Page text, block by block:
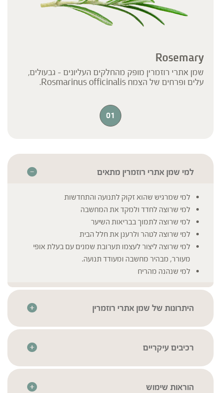
הציבור או לשמש לגביו כהמלצה או הוראה או עצה לשימוש או שינוי או
הורדה של תרופה כלשהי, ואין בו תחליף לייעוץ רפואי פרטני או אחר. נשים
בהיריון, נשים מניקות, ילדים, אנשים החולים במחלות כרוניות והנוטלים
Rosemary
שמן אתרי רוזמרין מופק מהחלקים העליונים – גבעולים,
עלים ופרחים של הצמח Rosmarinus officinalis.
01
למי שמן אתרי רוזמרין מתאים
למי שמרגיש שהוא זקוק לתנועה והתחדשות
למי שרוצה לחדד ולמקד את המחשבה
למי שרוצה לתמוך בבריאות השיער
למי שרוצה לטהר ולרענן את חלל הבית
למי שרוצה ליצור לעצמו תערובת שמנים עם בעלת אופי
מעורר, מבהיר מחשבה ומעודד תנועה.
למי שנהנה מהריח
היתרונות של שמן אתרי רוזמרין
השמנים האתרים עברו סדרת בדיקות איכות קפדניות בהתאם
לתקנים המחמירים ביותר בכדי להבטיח את זיהויים, איכותם
מתאים לצמחונים ולטבעונים
רכיבים עיקריים
הוראות שימוש